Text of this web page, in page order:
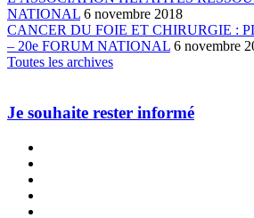
NATIONAL 6 novembre 2018
CANCER DU FOIE ET CHIRURGIE :
– 20e FORUM NATIONAL 6 novembre
Toutes les archives
Je souhaite rester informé